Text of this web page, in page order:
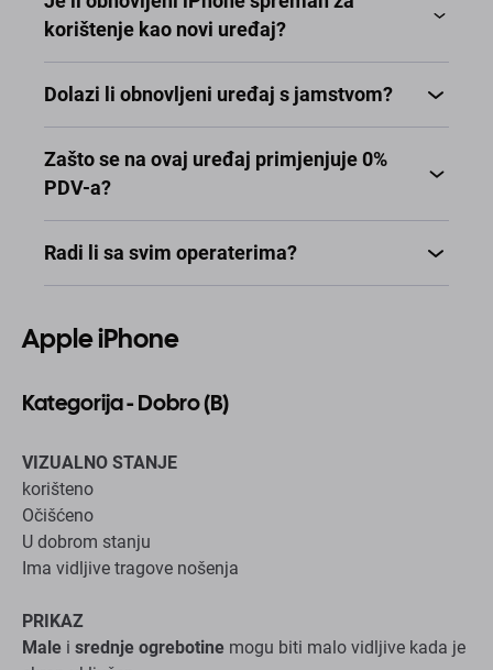
Apple iPhone
Kategorija - Dobro (B)
VIZUALNO STANJE
korišteno
U dobrom stanju
PRIKAZ
ekran uključen.
OKVIR, STRAŽNJA PLOČA
Može imati1-2 udubljenja
blijeđenje boje naslovnice, ogrebotine
HARDVER i SOFTVER
Potpuno funkcionalan i testiran*